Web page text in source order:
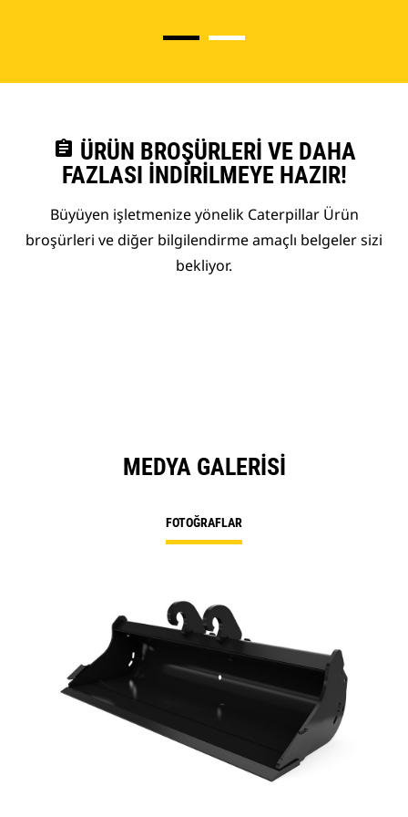
assignment ÜRÜN BROŞÜRLERI VE DAHA
FAZLASI İNDIRILMEYE HAZIR!
Büyüyen işletmenize yönelik Caterpillar Ürün
broşürleri ve diğer bilgilendirme amaçlı belgeler sizi
bekliyor.
MEDYA GALERISI
FOTOĞRAFLAR